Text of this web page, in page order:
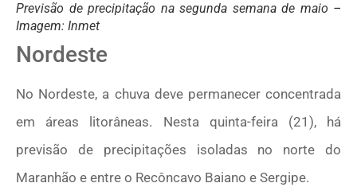
Previsão de precipitação na segunda semana de maio –
Imagem: Inmet
Nordeste
No Nordeste, a chuva deve permanecer concentrada
em áreas litorâneas. Nesta quinta-feira (21), há
previsão de precipitações isoladas no norte do
Maranhão e entre o Recôncavo Baiano e Sergipe.